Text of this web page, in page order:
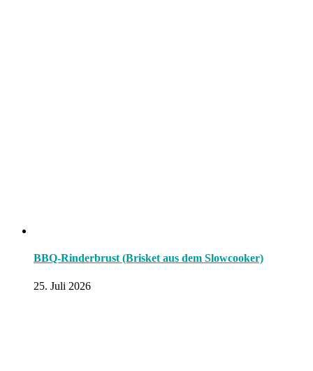
BBQ-Rinderbrust (Brisket aus dem Slowcooker)
25. Juli 2026